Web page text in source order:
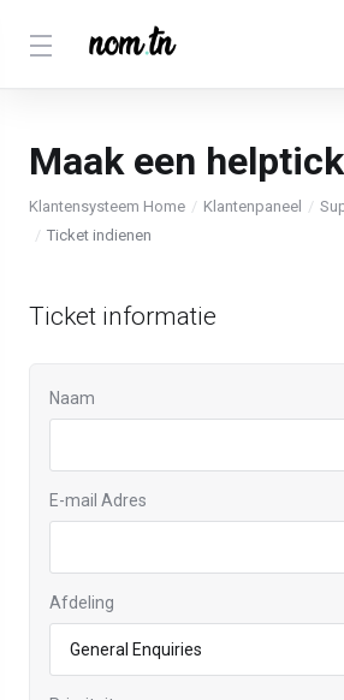
Maak een
Klantensysteem Home Klantenpaneel
Ticket indienen
Ticket informatie
Naam
E-mail Adres
Afdeling